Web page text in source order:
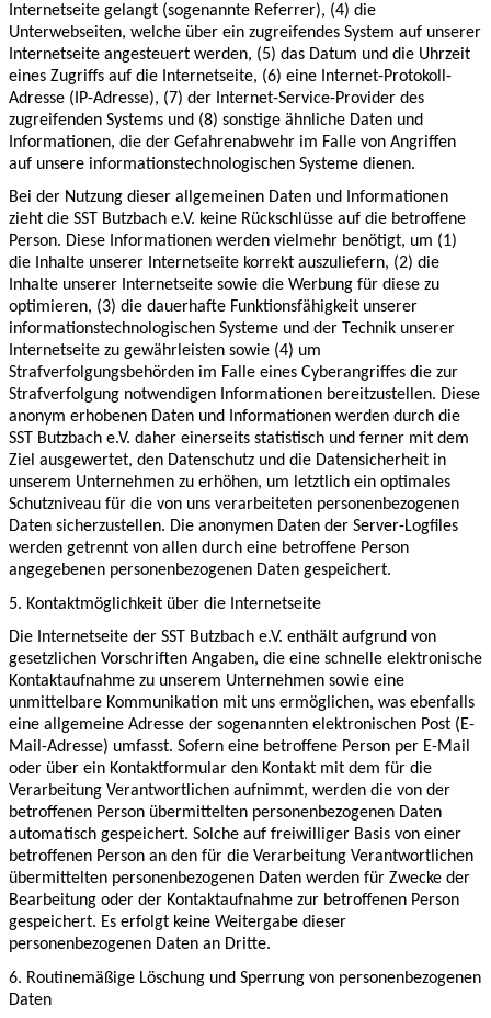
Internetseite gelangt (sogenannte Referrer), (4) die
Unterwebseiten, welche über ein zugreifendes System auf unserer
Internetseite angesteuert werden, (5) das Datum und die Uhrzeit
eines Zugriffs auf die Internetseite, (6) eine Internet-Protokoll-
Adresse (IP-Adresse), (7) der Internet-Service-Provider des
zugreifenden Systems und (8) sonstige ähnliche Daten und
Informationen, die der Gefahrenabwehr im Falle von Angriffen
auf unsere informationstechnologischen Systeme dienen.
Bei der Nutzung dieser allgemeinen Daten und Informationen
zieht die SST Butzbach e.V. keine Rückschlüsse auf die betroffene
Person. Diese Informationen werden vielmehr benötigt, um (1)
die Inhalte unserer Internetseite korrekt auszuliefern, (2) die
Inhalte unserer Internetseite sowie die Werbung für diese zu
optimieren, (3) die dauerhafte Funktionsfähigkeit unserer
informationstechnologischen Systeme und der Technik unserer
Internetseite zu gewährleisten sowie (4) um
Strafverfolgungsbehörden im Falle eines Cyberangriffes die zur
Strafverfolgung notwendigen Informationen bereitzustellen. Diese
anonym erhobenen Daten und Informationen werden durch die
SST Butzbach e.V. daher einerseits statistisch und ferner mit dem
Ziel ausgewertet, den Datenschutz und die Datensicherheit in
unserem Unternehmen zu erhöhen, um letztlich ein optimales
Schutzniveau für die von uns verarbeiteten personenbezogenen
Daten sicherzustellen. Die anonymen Daten der Server-Logfiles
werden getrennt von allen durch eine betroffene Person
angegebenen personenbezogenen Daten gespeichert.
5. Kontaktmöglichkeit über die Internetseite
Die Internetseite der SST Butzbach e.V. enthält aufgrund von
gesetzlichen Vorschriften Angaben, die eine schnelle elektronische
Kontaktaufnahme zu unserem Unternehmen sowie eine
unmittelbare Kommunikation mit uns ermöglichen, was ebenfalls
eine allgemeine Adresse der sogenannten elektronischen Post (E-
Mail-Adresse) umfasst. Sofern eine betroffene Person per E-Mail
oder über ein Kontaktformular den Kontakt mit dem für die
Verarbeitung Verantwortlichen aufnimmt, werden die von der
betroffenen Person übermittelten personenbezogenen Daten
automatisch gespeichert. Solche auf freiwilliger Basis von einer
betroffenen Person an den für die Verarbeitung Verantwortlichen
übermittelten personenbezogenen Daten werden für Zwecke der
Bearbeitung oder der Kontaktaufnahme zur betroffenen Person
gespeichert. Es erfolgt keine Weitergabe dieser
personenbezogenen Daten an Dritte.
6. Routinemäßige Löschung und Sperrung von personenbezogenen
Daten